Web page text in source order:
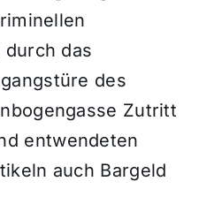
das
des
Zutritt
entwendeten
auch Bargeld